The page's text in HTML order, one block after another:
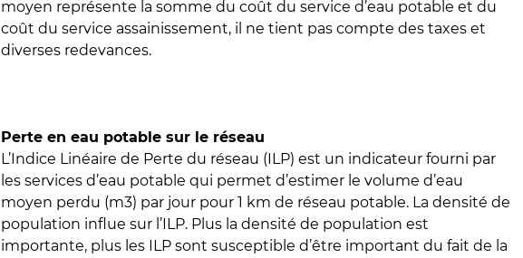
moyen représente la somme du coût du service d’eau potable et du
coût du service assainissement, il ne tient pas compte des taxes et
diverses redevances.
Perte en eau potable sur le réseau
L’Indice Linéaire de Perte du réseau (ILP) est un indicateur fourni par
les services d’eau potable qui permet d’estimer le volume d’eau
moyen perdu (m3) par jour pour 1 km de réseau potable. La densité de
population influe sur l’ILP. Plus la densité de population est
importante, plus les ILP sont susceptible d’être important du fait de la